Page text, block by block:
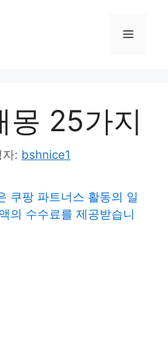
메
몽 25가지
자: bshnice1
쿠팡 파트너스 활동의 일
의 수수료를 제공받습니